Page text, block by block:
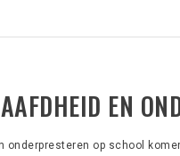
EN
onderpresteren op school